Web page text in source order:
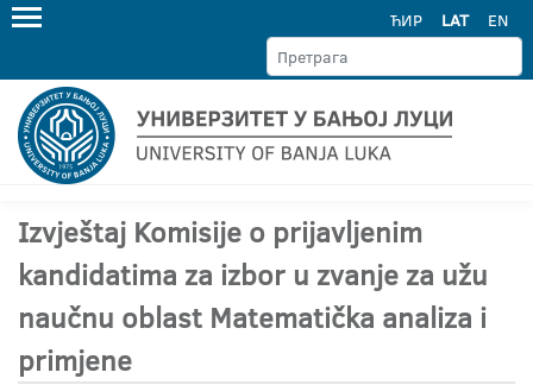
ЋИР LAT EN
Izvještaj Komisije o prijavljenim
kandidatima za izbor u zvanje za užu
naučnu oblast Matematička analiza i
primjene